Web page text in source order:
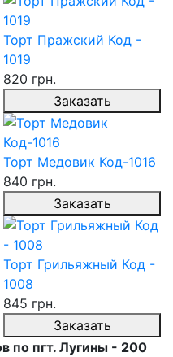
Торт Пражский Код -
1019
820 грн.
Заказать
Торт Медовик Код-1016
840 грн.
Заказать
Торт Грильяжный Код -
1008
845 грн.
Заказать
по пгт. Лугины - 200